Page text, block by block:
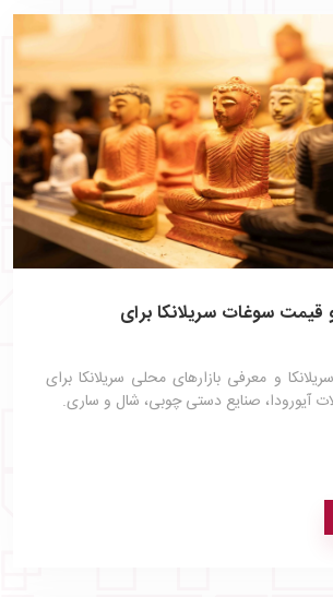
قیمت سوغات سریلانکا برای
و معرفی بازارهای محلی سریلانکا برای
آیورودا، صنایع دستی چوبی، شال و ساری.